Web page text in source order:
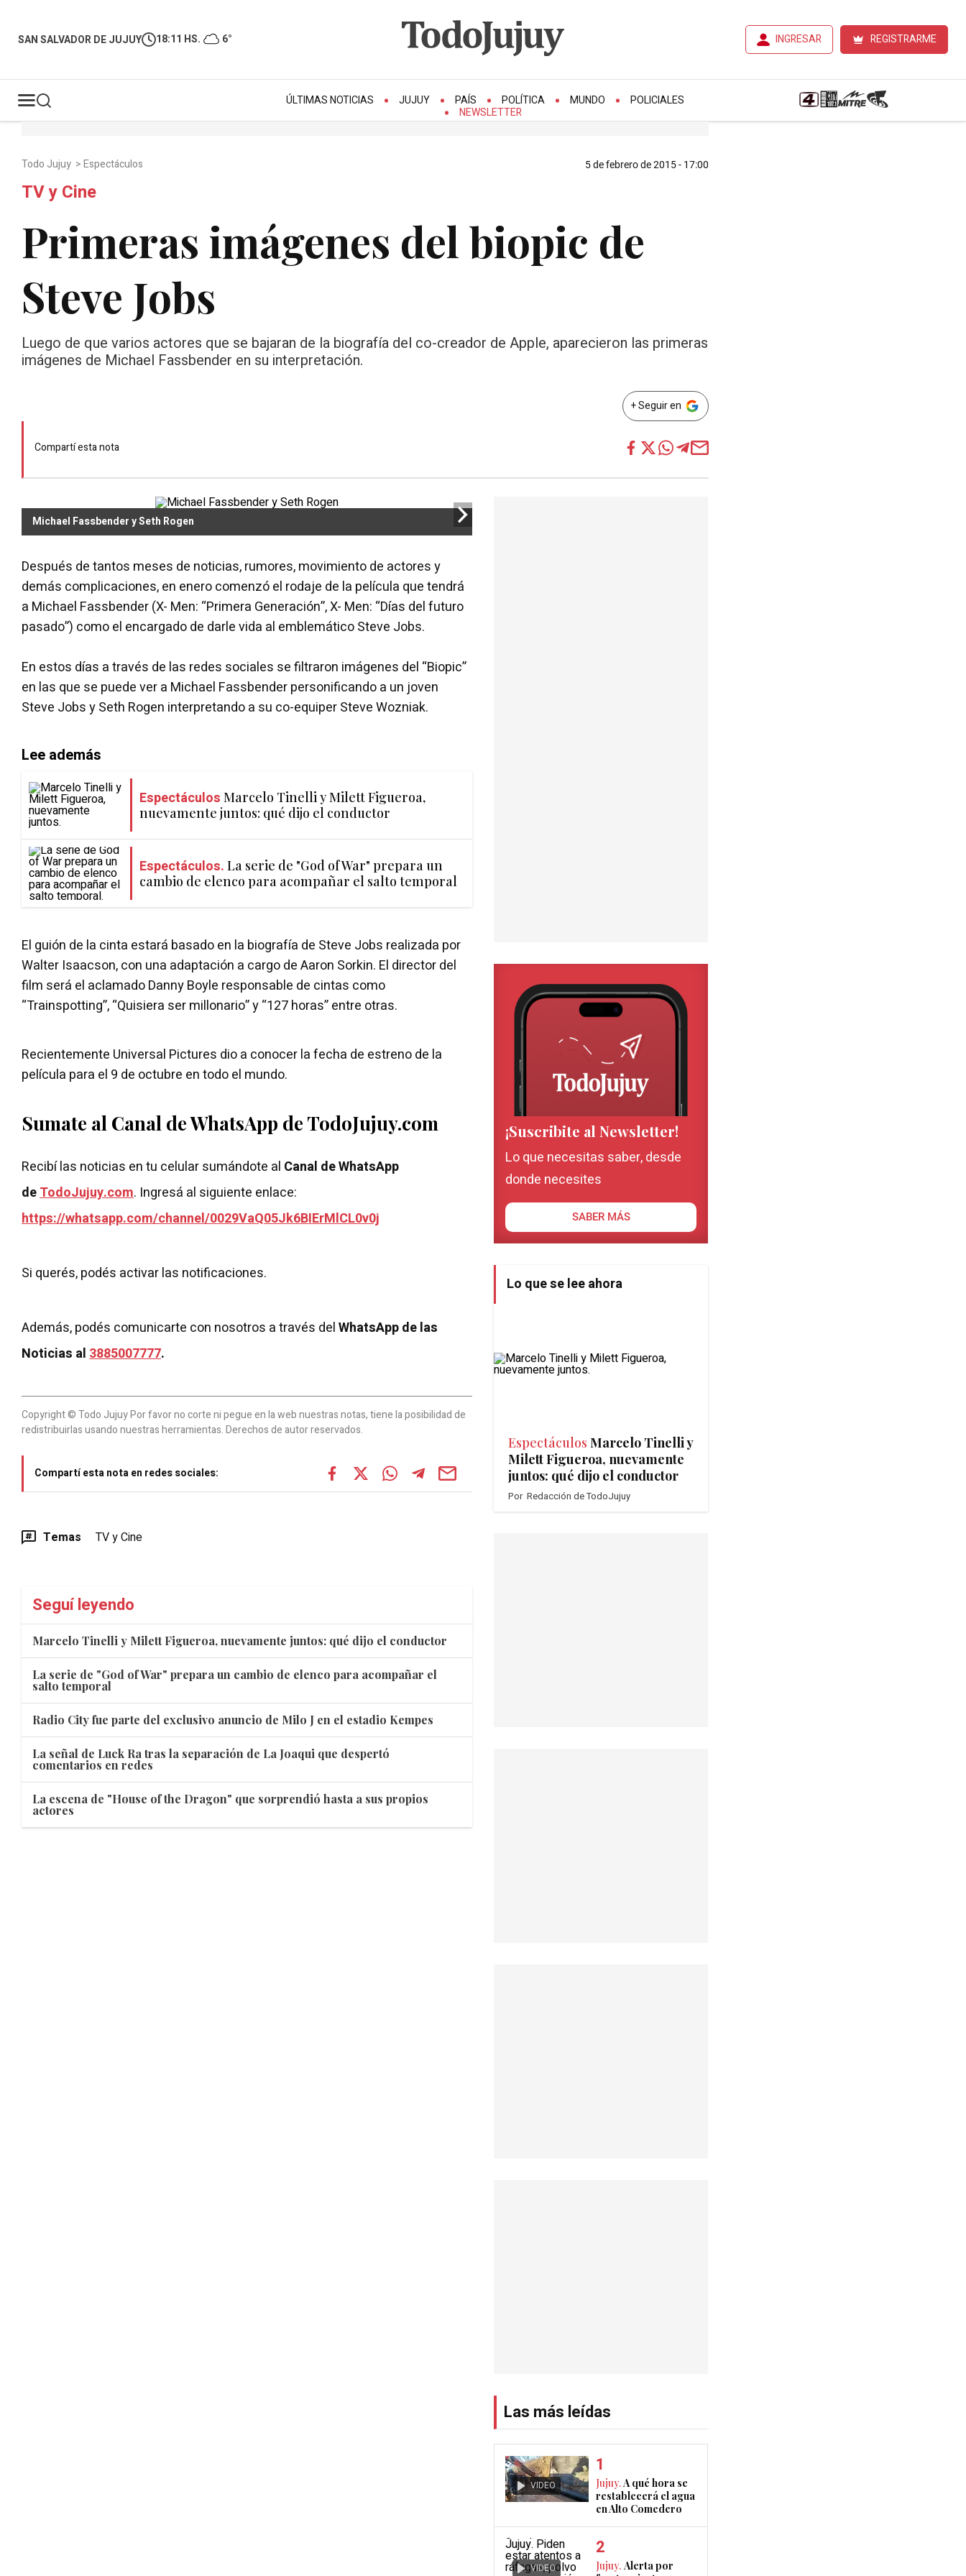
SAN SALVADOR DE JUJUY 18:11 HS. 6° INGRESAR REGISTRARME
ÚLTIMAS NOTICIAS JUJUY PAÍS POLÍTICA MUNDO
POLICIALES
NEWSLETTER
Todo Jujuy >Espectáculos 5 de febrero de 2015 - 17:00
TV y Cine
Primeras imágenes del biopic de
Steve Jobs
Luego de que varios actores que se bajaran de la biografía del co-creador de Apple, aparecieron las primeras
imágenes de Michael Fassbender en su interpretación.
+ Seguir en
Compartí esta nota
Michael Fassbender y Seth Rogen
Después de tantos meses de noticias, rumores, movimiento de actores y
demás complicaciones, en enero comenzó el rodaje de la película que tendrá
a Michael Fassbender (X- Men: “Primera Generación”, X- Men: “Días del futuro
pasado”) como el encargado de darle vida al emblemático Steve Jobs.
En estos días a través de las redes sociales se filtraron imágenes del “Biopic”
en las que se puede ver a Michael Fassbender personificando a un joven
Steve Jobs y Seth Rogen interpretando a su co-equiper Steve Wozniak.
Lee además
Espectáculos Marcelo Tinelli y Milett Figueroa,
nuevamente juntos: qué dijo el conductor
Espectáculos. La serie de "God of War" prepara un
cambio de elenco para acompañar el salto temporal
El guión de la cinta estará basado en la biografía de Steve Jobs realizada por
Walter Isaacson, con una adaptación a cargo de Aaron Sorkin. El director del
film será el aclamado Danny Boyle responsable de cintas como
“Trainspotting”, “Quisiera ser millonario” y “127 horas” entre otras.
Recientemente Universal Pictures dio a conocer la fecha de estreno de la
película para el 9 de octubre en todo el mundo.
Sumate al Canal de WhatsApp de TodoJujuy.com
Recibí las noticias en tu celular sumándote al Canal de WhatsApp
deTodoJujuy.com. Ingresá al siguiente enlace:
https://whatsapp.com/channel/0029VaQ05Jk6BIErMlCL0v0j
Si querés, podés activar las notificaciones.
Además, podés comunicarte con nosotros a través delWhatsApp de las
Noticias al3885007777.
Copyright © Todo Jujuy Por favor no corte ni pegue en la web nuestras notas, tiene la posibilidad de
redistribuirlas usando nuestras herramientas. Derechos de autor reservados.
Compartí esta nota en redes sociales:
Temas TV y Cine
Seguí leyendo
Marcelo Tinelli y Milett Figueroa, nuevamente juntos: qué dijo el conductor
La serie de "God of War" prepara un cambio de elenco para acompañar el
salto temporal
Radio City fue parte del exclusivo anuncio de Milo J en el estadio Kempes
La señal de Luck Ra tras la separación de La Joaqui que despertó
comentarios en redes
La escena de "House of the Dragon" que sorprendió hasta a sus propios
actores
¡Suscribite al Newsletter!
Lo que necesitas saber, desde
donde necesites
SABER MÁS
Lo que se lee ahora
Espectáculos Marcelo Tinelli y
Milett Figueroa, nuevamente
juntos: qué dijo el conductor
Por Redacción de TodoJujuy
Las más leídas
VIDEO Jujuy.A qué hora se
restablecerá el agua
en Alto Comedero
VIDEO Jujuy. Alerta por